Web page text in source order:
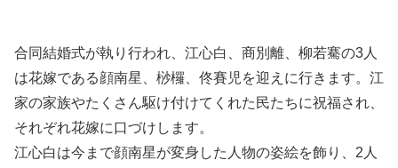
合同結婚式が執り行われ、江心白、商別離、柳若騫の3人
は花嫁である顔南星、桫欏、佟賽児を迎えに行きます。江
家の家族やたくさん駆け付けてくれた民たちに祝福され、
それぞれ花嫁に口づけします。
江心白は今まで顔南星が変身した人物の姿絵を飾り、2人